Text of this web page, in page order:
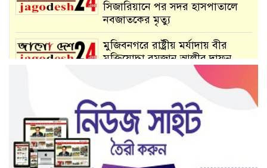
সিজারিয়ানে পর সদর হাসপাতালে
নবজাতকের মৃত্যু
মুজিবনগরে রাষ্ট্রীয় মর্যাদায় বীর
মুক্তিযোদ্ধা রমজান আলীর দাফন
মুজিবনগরে রাস্তার রাজা মাটিবাহী
ট্রাক্টর,সড়ক যেন মরনফাঁদ
গাংনীতে মুক্তিযোদ্ধাদের হয়রানী
বন্ধসহ ১০ দফা দাবীতে মানববন্ধন